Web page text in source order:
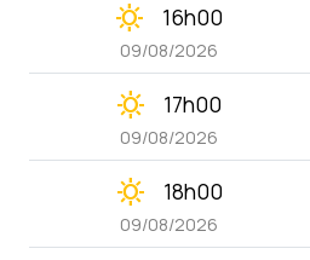
clear_day 16h00
09/08/2026
clear_day 17h00
09/08/2026
clear_day 18h00
09/08/2026